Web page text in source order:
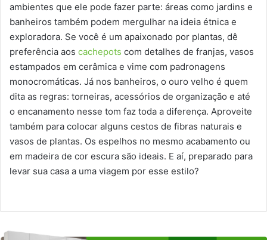
ambientes que ele pode fazer parte: áreas como jardins e
banheiros também podem mergulhar na ideia étnica e
exploradora. Se você é um apaixonado por plantas, dê
preferência aos cachepots com detalhes de franjas, vasos
estampados em cerâmica e vime com padronagens
monocromáticas. Já nos banheiros, o ouro velho é quem
dita as regras: torneiras, acessórios de organização e até
o encanamento nesse tom faz toda a diferença. Aproveite
também para colocar alguns cestos de fibras naturais e
vasos de plantas. Os espelhos no mesmo acabamento ou
em madeira de cor escura são ideais. E aí, preparado para
levar sua casa a uma viagem por esse estilo?